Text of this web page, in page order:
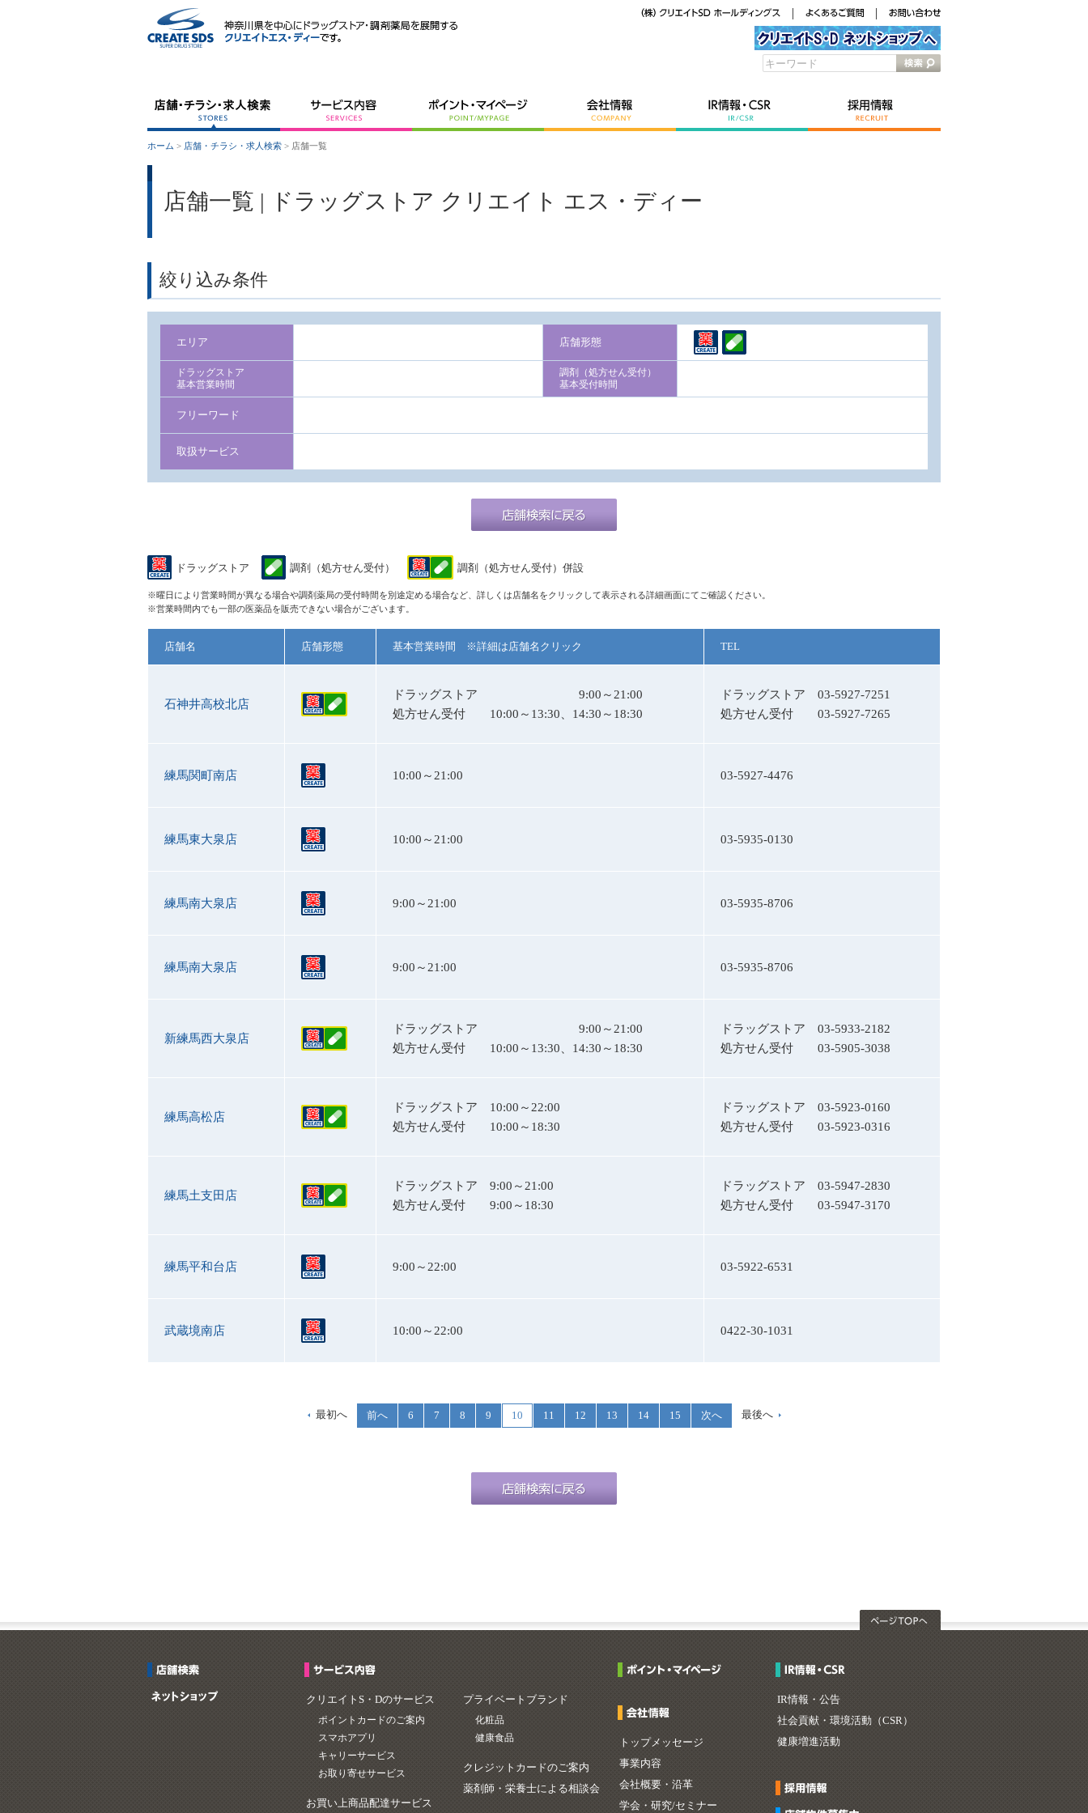
キーワード
ホーム > 店舗・チラシ・求人検索 > 店舗一覧
店舗一覧 | ドラッグストア クリエイト エス・ディー
絞り込み条件
エリア 店舗形態
ドラッグストア
基本営業時間
調剤（処方せん受付）
基本受付時間
フリーワード
取扱サービス
ドラッグストア 調剤（処方せん受付） 調剤（処方せん受付）併設
※曜日により営業時間が異なる場合や調剤薬局の受付時間を別途定める場合など、詳しくは店舗名をクリックして表示される詳細画面にてご確認ください。
※営業時間内でも一部の医薬品を販売できない場合がございます。
店舗名 店舗形態 基本営業時間 ※詳細は店舗名クリック TEL
石神井高校北店
ドラッグストア
9:00～21:00
処方せん受付
10:00～13:30、14:30～18:30
ドラッグストア
03-5927-7251
処方せん受付
03-5927-7265
練馬関町南店 10:00～21:00 03-5927-4476
練馬東大泉店 10:00～21:00 03-5935-0130
練馬南大泉店 9:00～21:00 03-5935-8706
練馬南大泉店 9:00～21:00 03-5935-8706
新練馬西大泉店
ドラッグストア
9:00～21:00
処方せん受付
10:00～13:30、14:30～18:30
ドラッグストア
03-5933-2182
処方せん受付
03-5905-3038
練馬高松店
ドラッグストア
10:00～22:00
処方せん受付
10:00～18:30
ドラッグストア
03-5923-0160
処方せん受付
03-5923-0316
練馬土支田店
ドラッグストア
9:00～21:00
処方せん受付
9:00～18:30
ドラッグストア
03-5947-2830
処方せん受付
03-5947-3170
練馬平和台店 9:00～22:00 03-5922-6531
武蔵境南店 10:00～22:00 0422-30-1031
最初へ 前へ 6 7 8 9 10 11 12 13 14 15 次へ 最後へ
クリエイトS・Dのサービス
ポイントカードのご案内
スマホアプリ
キャリーサービス
お取り寄せサービス
お買い上商品配達サービス
プライベートブランド
化粧品
健康食品
クレジットカードのご案内
薬剤師・栄養士による相談会
トップメッセージ
事業内容
会社概要・沿革
学会・研究/セミナー
IR情報・公告
社会貢献・環境活動（CSR）
健康増進活動